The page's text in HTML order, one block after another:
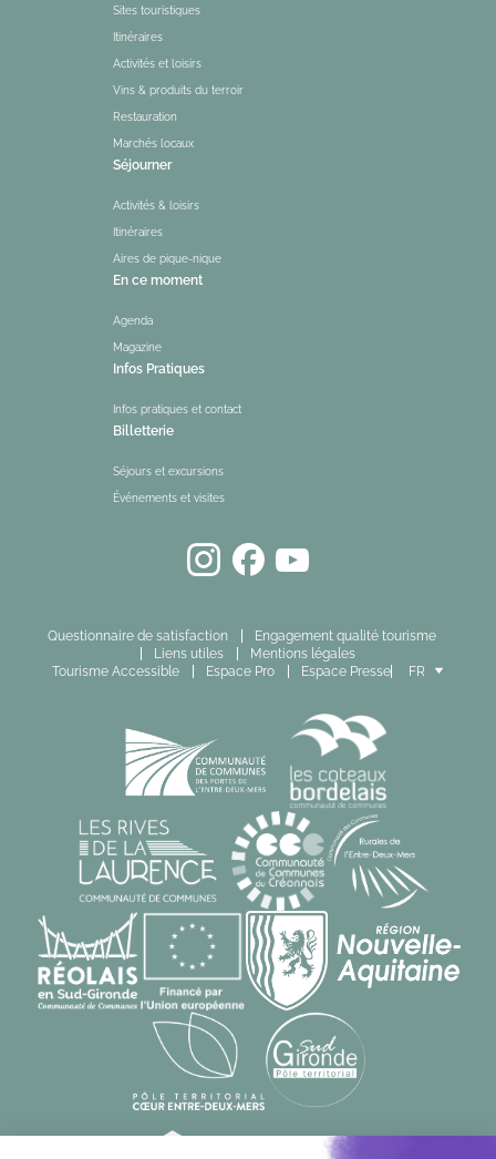
Sites touristiques
Itinéraires
Activités et loisirs
Vins & produits du terroir
Restauration
Marchés locaux
Séjourner
Activités & loisirs
Itinéraires
Aires de pique-nique
En ce moment
Agenda
Magazine
Infos Pratiques
Infos pratiques et contact
Billetterie
Séjours et excursions
Événements et visites
Questionnaire de satisfaction
Engagement qualité tourisme
Liens utiles
Mentions légales
Tourisme Accessible
Espace Pro Espace Presse
FR